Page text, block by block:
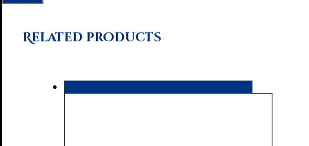
Related products